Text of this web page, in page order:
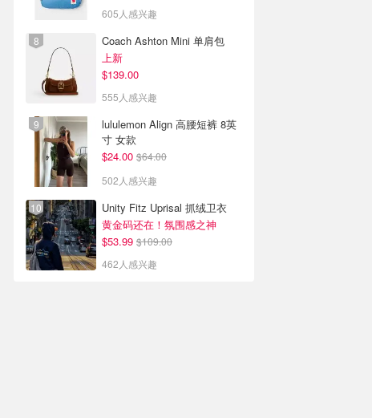
605人感兴趣
Coach Ashton Mini 单肩包
上新
$139.00
555人感兴趣
lululemon Align 高腰短裤 8英
寸 女款
$24.00 $64.00
502人感兴趣
Unity Fitz Uprisal 抓绒卫衣
黄金码还在！氛围感之神
$53.99 $109.00
462人感兴趣